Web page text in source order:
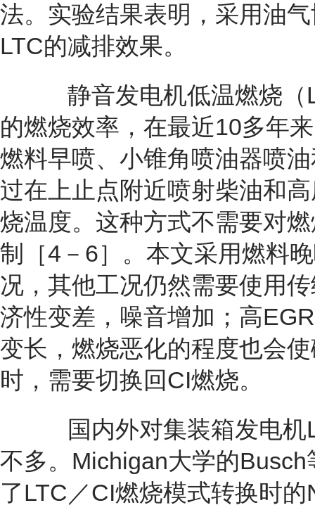
法。实验结果表明，采用油
LTC的减排效果。
静音发电机低温燃烧（
的燃烧效率，在最近10多年
燃料早喷、小锥角喷油器喷
过在上止点附近喷射柴油和
烧温度。这种方式不需要对
制［4－6］。本文采用燃料
况，其他工况仍然需要使用
济性变差，噪音增加；高
变长，燃烧恶化的程度也会
时，需要切换回CI燃烧。
国内外对集装箱发电机
不多。Michigan大学的
了LTC／CI燃烧模式转换时